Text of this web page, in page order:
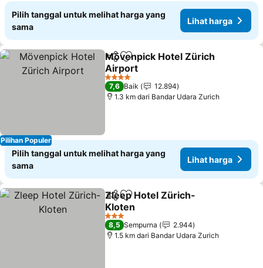
Pilih tanggal untuk melihat harga yang
sama
Lihat harga
Pilihan Populer
BagikanTambahkan ke favorit
Mövenpick Hotel Zürich
Airport
4 Bintang
7,6 Baik
12.894
1.3 km dari Bandar Udara Zurich
Pilih tanggal untuk melihat harga yang
sama
Lihat harga
BagikanTambahkan ke favorit
Zleep Hotel Zürich-
Kloten
3 Bintang
8,5 Sempurna
2.944
1.5 km dari Bandar Udara Zurich